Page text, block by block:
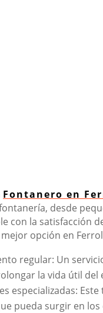
Fontanero en
desde
con la satisfacción
opción en
regular: Un
la vida útil del
especializadas:
pueda surgir en los